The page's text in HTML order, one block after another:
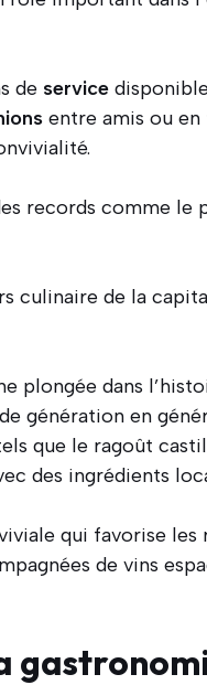
de service
entre amis ou en
records comme le
culinaire de la
plongée dans
génération en
que le ragoût
des ingrédients
qui favorise les
de vins